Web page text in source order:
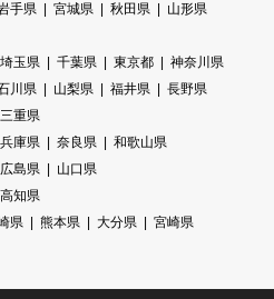
手県 宮城県 秋田県
山形県
埼玉県 千葉県 東京都
神奈川県
川県 山梨県 福井県
長野県
三重県
兵庫県 奈良県
和歌山県
広島県
山口県
高知県
県 熊本県 大分県
宮崎県